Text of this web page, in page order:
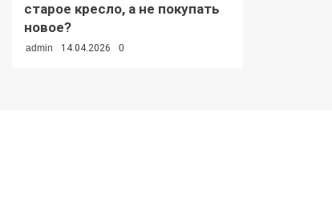
старое кресло, а не покупать
новое?
admin 14.04.2026 0